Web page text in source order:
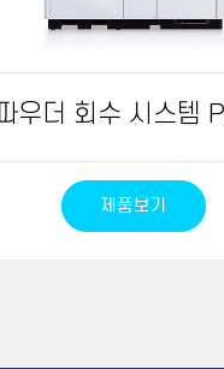
우더 회수 시스템
제품보기